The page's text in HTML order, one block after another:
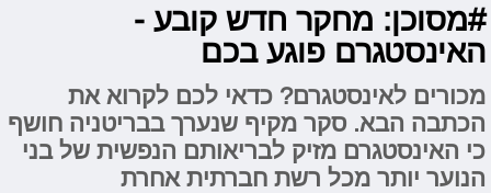
#מסוכן: מחקר חדש קובע -
האינסטגרם פוגע בכם
מכורים לאינסטגרם? כדאי לכם לקרוא את
הכתבה הבא. סקר מקיף שנערך בבריטניה חושף
כי האינסטגרם מזיק לבריאותם הנפשית של בני
הנוער יותר מכל רשת חברתית אחרת